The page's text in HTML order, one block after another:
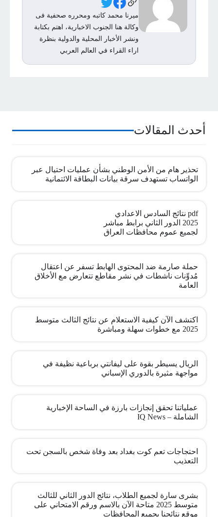
Social Links
ميرنا محمد كاتبه ومحرره صحفية فى
وكالة هنا الجنوب الاخبارية، اهتم بكتابة
ونشر الأخبار المحلية والدولية بنظرة
اراء القراء في العالم العربي
أحدث المقالات
تحذير هام من الأمن الوطني بشأن عمليات احتيال عبر
الواتساب تستهدف سرقة بيانات البطاقة الائتمانية
pdf نتائج السادس الاعدادي
2025 الدور الثاني برابط مباشر
لجميع عموم محافظات العراق
حملة صارمة ضد المحتوى الهابط تسفر عن اعتقال
مُدوِّنات ناشطات في نشر مقاطع تتعارض مع الأخلاق
العامة
اكتشف الآن كيفية الاستعلام عن نتائج الثالث متوسط
2025 مع خطوات سهلة ومباشرة
الريال يسيطر بقوة على ليفانتي برباعية نظيفة في
مواجهة مثيرة بالدوري الإسباني
عملياتنا تحقق إنجازات بارزة في الساحة الإخبارية
الشاملة – IQ News
احتجاجات تعم كوت بغداد بعد وفاة شخص بالسجن تحت
التعذيب
بشرى سارة لجميع الطلاب، نتائج الدور الثاني للثالث
متوسط 2025 متاحة الآن بالاسم ورقم الامتحاني على
موقع نتائجنا بجميع المحافظات